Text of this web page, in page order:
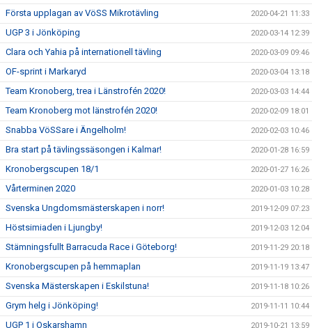
Första upplagan av VöSS Mikrotävling 2020-04-21 11:33
UGP 3 i Jönköping 2020-03-14 12:39
Clara och Yahia på internationell tävling 2020-03-09 09:46
OF-sprint i Markaryd 2020-03-04 13:18
Team Kronoberg, trea i Länstrofén 2020! 2020-03-03 14:44
Team Kronoberg mot länstrofén 2020! 2020-02-09 18:01
Snabba VöSSare i Ängelholm! 2020-02-03 10:46
Bra start på tävlingssäsongen i Kalmar! 2020-01-28 16:59
Kronobergscupen 18/1 2020-01-27 16:26
Vårterminen 2020 2020-01-03 10:28
Svenska Ungdomsmästerskapen i norr! 2019-12-09 07:23
Höstsimiaden i Ljungby! 2019-12-03 12:04
Stämningsfullt Barracuda Race i Göteborg! 2019-11-29 20:18
Kronobergscupen på hemmaplan 2019-11-19 13:47
Svenska Mästerskapen i Eskilstuna! 2019-11-18 10:26
Grym helg i Jönköping! 2019-11-11 10:44
UGP 1 i Oskarshamn 2019-10-21 13:59